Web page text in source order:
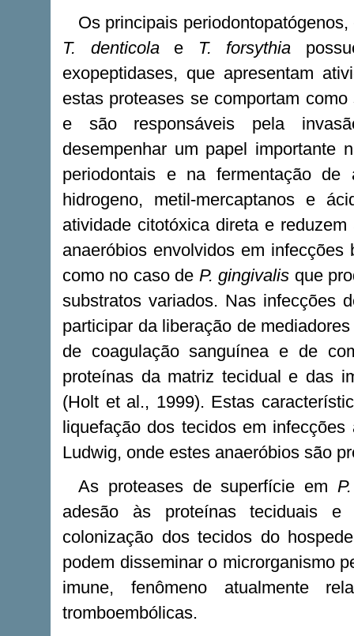
Os principais
T. denticolae T. forsythia
exopeptidases, que apresentam
estas proteases se comportam
e são responsáveis pela
desempenhar um papel importante
periodontais e na fermentação de
hidrogeno, metil-mercaptanos e
atividade citotóxica direta e
anaeróbios envolvidos em
como no caso de P. gingivalis que
substratos variados. Nas infecções
participar da liberação de
de coagulação sanguínea e de
proteínas da matriz tecidual e das
(Holt et al., 1999). Estas
liquefação dos tecidos em
Ludwig, onde estes anaeróbios são
As proteases de superfície em
adesão às proteínas teciduais e
colonização dos tecidos do
podem disseminar o microrganismo
imune, fenômeno atualmente
tromboembólicas.